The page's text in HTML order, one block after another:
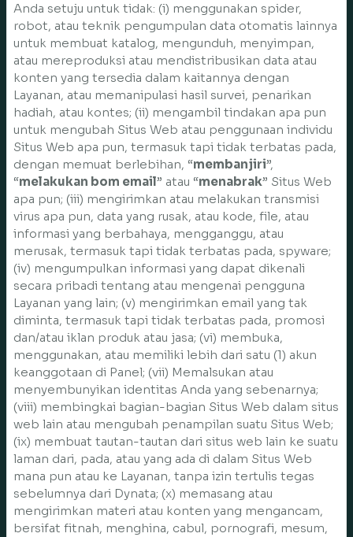
Anda setuju untuk tidak: (i) menggunakan spider,
robot, atau teknik pengumpulan data otomatis lainnya
untuk membuat katalog, mengunduh, menyimpan,
atau mereproduksi atau mendistribusikan data atau
konten yang tersedia dalam kaitannya dengan
Layanan, atau memanipulasi hasil survei, penarikan
hadiah, atau kontes; (ii) mengambil tindakan apa pun
untuk mengubah Situs Web atau penggunaan individu
Situs Web apa pun, termasuk tapi tidak terbatas pada,
dengan memuat berlebihan, “membanjiri”,
“melakukan bom email” atau “menabrak” Situs Web
apa pun; (iii) mengirimkan atau melakukan transmisi
virus apa pun, data yang rusak, atau kode, file, atau
informasi yang berbahaya, mengganggu, atau
merusak, termasuk tapi tidak terbatas pada, spyware;
(iv) mengumpulkan informasi yang dapat dikenali
secara pribadi tentang atau mengenai pengguna
Layanan yang lain; (v) mengirimkan email yang tak
diminta, termasuk tapi tidak terbatas pada, promosi
dan/atau iklan produk atau jasa; (vi) membuka,
menggunakan, atau memiliki lebih dari satu (1) akun
keanggotaan di Panel; (vii) Memalsukan atau
menyembunyikan identitas Anda yang sebenarnya;
(viii) membingkai bagian-bagian Situs Web dalam situs
web lain atau mengubah penampilan suatu Situs Web;
(ix) membuat tautan-tautan dari situs web lain ke suatu
laman dari, pada, atau yang ada di dalam Situs Web
mana pun atau ke Layanan, tanpa izin tertulis tegas
sebelumnya dari Dynata; (x) memasang atau
mengirimkan materi atau konten yang mengancam,
bersifat fitnah, menghina, cabul, pornografi, mesum,